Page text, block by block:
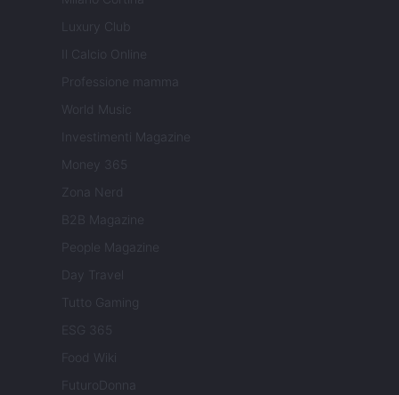
Luxury Club
Il Calcio Online
Professione mamma
World Music
Investimenti Magazine
Money 365
Zona Nerd
B2B Magazine
People Magazine
Day Travel
Tutto Gaming
ESG 365
Food Wiki
FuturoDonna